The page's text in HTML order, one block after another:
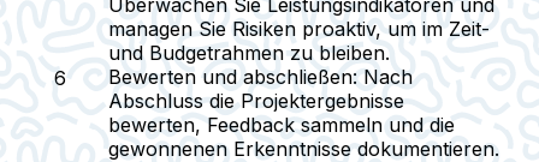
managen Sie Risiken proaktiv, um im Zeit-
und Budgetrahmen zu bleiben.
Bewerten und abschließen: Nach
Abschluss die Projektergebnisse
bewerten, Feedback sammeln und die
gewonnenen Erkenntnisse dokumentieren.